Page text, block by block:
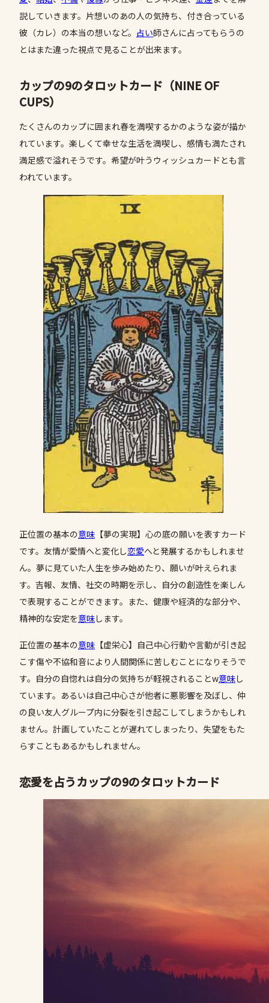
説していきます。片想いのあの人の気持ち、付き合っている
彼（カレ）の本当の想いなど。 占い師さんに占ってもらうの
とはまた違った視点で見ることが出来ます。
カップの9のタロットカード（NINE OF
CUPS）
たくさんのカップに囲まれ春を満喫するかのような姿が描か
れています。楽しくて幸せな生活を満喫し、感情も満たされ
満足感で溢れそうです。希望が叶うウィッシュカードとも言
われています。
正位置の基本の意味 【夢の実現】心の底の願いを表すカード
です。友情が愛情へと変化し恋愛へと発展するかもしれませ
ん。夢に見ていた人生を歩み始めたり、願いが叶えられま
す。吉報、友情、社交の時期を示し、自分の創造性を楽しん
で表現することができます。また、健康や経済的な部分や、
精神的な安定を意味します。
正位置の基本の意味 【虚栄心】自己中心行動や言動が引き起
こす傷や不協和音により人間関係に苦しむことになりそうで
す。自分の自惚れは自分の気持ちが軽視されることw意味し
ています。あるいは自己中心さが他者に悪影響を及ぼし、仲
の良い友人グループ内に分裂を引き起こしてしまうかもしれ
ません。計画していたことが遅れてしまったり、失望をもた
らすこともあるかもしれません。
恋愛を占うカップの9のタロットカード